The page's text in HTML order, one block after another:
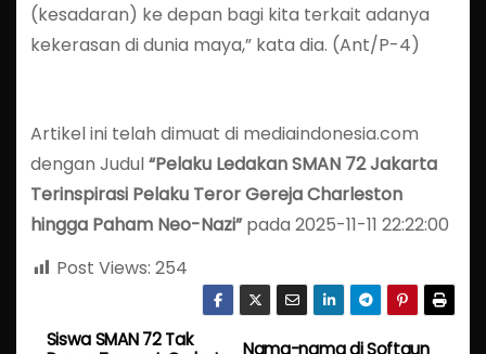
(kesadaran) ke depan bagi kita terkait adanya
kekerasan di dunia maya,” kata dia. (Ant/P-4)
Artikel ini telah dimuat di mediaindonesia.com
dengan Judul“Pelaku Ledakan SMAN 72 Jakarta
Terinspirasi Pelaku Teror Gereja Charleston
hingga Paham Neo-Nazi”pada 2025-11-11 22:22:00
Post Views: 254
Nama-nama di Softgun
Siswa SMAN 72 Tak